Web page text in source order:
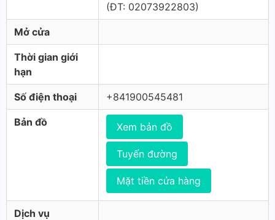
(ÐT: 02073922803)
Mở cửa
Thời gian giới
hạn
Số điện thoại +841900545481
Bản đồ Xem bản đồ
Tuyến đường
Mặt tiền cửa hàng
Dịch vụ